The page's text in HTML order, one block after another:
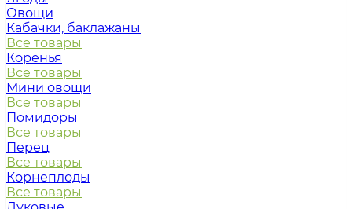
Овощи
Кабачки, баклажаны
Все товары
Коренья
Все товары
Мини овощи
Все товары
Помидоры
Все товары
Перец
Все товары
Корнеплоды
Все товары